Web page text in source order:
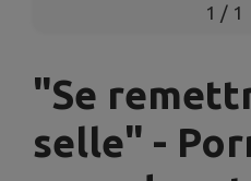
1 / 1
"Se
selle" -